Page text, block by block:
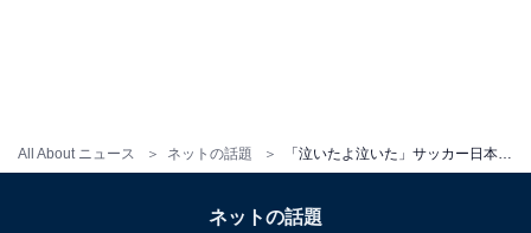
All About ニュース ネットの話題
ネットの話題